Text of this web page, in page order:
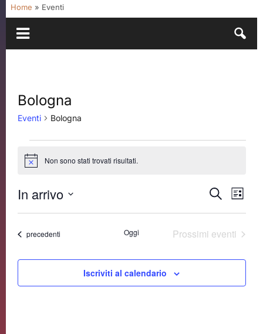
Home » Eventi
Bologna
Eventi Bologna
Notice Non sono stati trovati risultati.
Eventi
Ricerca
e
CercaLista
In arrivo
Seleziona
Eventi
precedenti Oggi Prossimi eventi
Iscriviti al calendario